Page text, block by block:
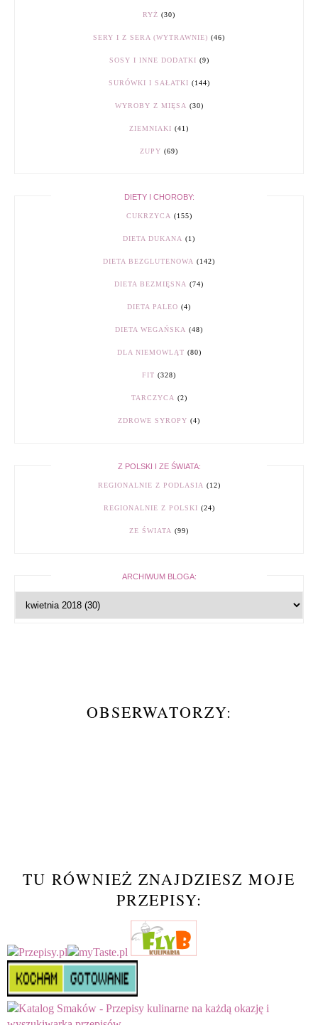
RYŻ (30)
SERY I Z SERA (WYTRAWNIE) (46)
SOSY I INNE DODATKI (9)
SURÓWKI I SAŁATKI (144)
WYROBY Z MIĘSA (30)
ZIEMNIAKI (41)
ZUPY (69)
DIETY I CHOROBY:
CUKRZYCA (155)
DIETA DUKANA (1)
DIETA BEZGLUTENOWA (142)
DIETA BEZMIĘSNA (74)
DIETA PALEO (4)
DIETA WEGAŃSKA (48)
DLA NIEMOWLĄT (80)
FIT (328)
TARCZYCA (2)
ZDROWE SYROPY (4)
Z POLSKI I ZE ŚWIATA:
REGIONALNIE Z PODLASIA (12)
REGIONALNIE Z POLSKI (24)
ZE ŚWIATA (99)
ARCHIWUM BLOGA:
OBSERWATORZY:
TU RÓWNIEŻ ZNAJDZIESZ MOJE
PRZEPISY: